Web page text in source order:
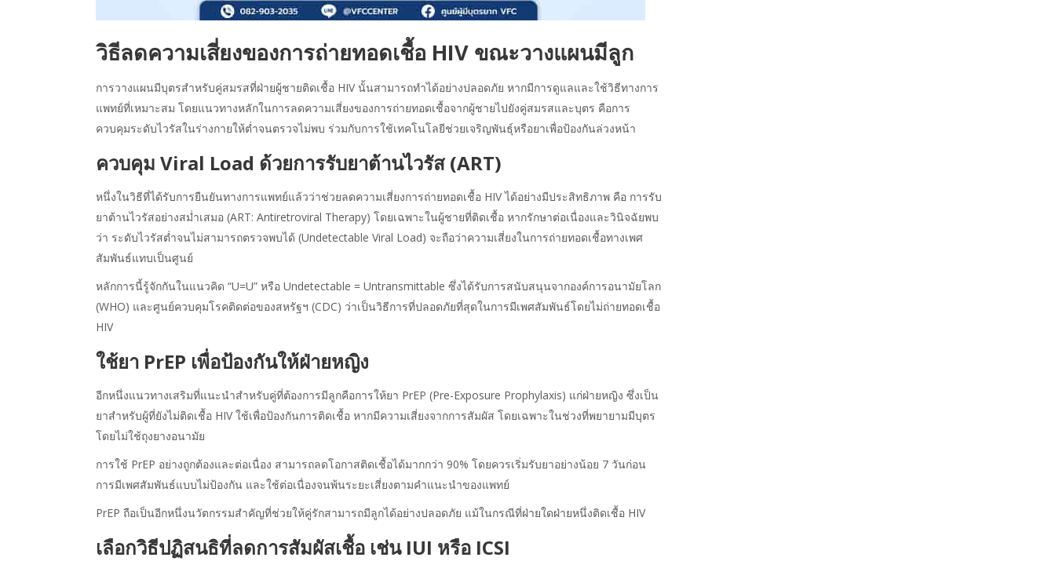
วิธีลดความเสี่ยงของการถ่ายทอดเชื้อ HIV ขณะวางแผนมีลูก
การวางแผนมีบุตรสำหรับคู่สมรสที่ฝ่ายผู้ชายติดเชื้อ HIVนั้นสามารถทำได้อย่างปลอดภัย หากมีการดูแลและใช้วิธีทางการ
แพทย์ที่เหมาะสม โดยแนวทางหลักในการลดความเสี่ยงของการถ่ายทอดเชื้อจากผู้ชายไปยังคู่สมรสและบุตร คือการ
ควบคุมระดับไวรัสในร่างกายให้ต่ำจนตรวจไม่พบ ร่วมกับการใช้เทคโนโลยีช่วยเจริญพันธุ์หรือยาเพื่อป้องกันล่วงหน้า
ควบคุม Viral Load ด้วยการรับยาต้านไวรัส (ART)
หนึ่งในวิธีที่ได้รับการยืนยันทางการแพทย์แล้วว่าช่วยลดความเสี่ยงการถ่ายทอดเชื้อ HIV ได้อย่างมีประสิทธิภาพ คือ การรับ
ยาต้านไวรัสอย่างสม่ำเสมอ (ART: Antiretroviral Therapy) โดยเฉพาะในผู้ชายที่ติดเชื้อ หากรักษาต่อเนื่องและวินิจฉัยพบ
ว่า ระดับไวรัสต่ำจนไม่สามารถตรวจพบได้ (Undetectable Viral Load) จะถือว่าความเสี่ยงในการถ่ายทอดเชื้อทางเพศ
สัมพันธ์แทบเป็นศูนย์
หลักการนี้รู้จักกันในแนวคิด “U=U” หรือ Undetectable = Untransmittable ซึ่งได้รับการสนับสนุนจากองค์การอนามัยโลก
(WHO) และศูนย์ควบคุมโรคติดต่อของสหรัฐฯ (CDC) ว่าเป็นวิธีการที่ปลอดภัยที่สุดในการมีเพศสัมพันธ์โดยไม่ถ่ายทอดเชื้อ
HIV
ใช้ยา PrEP เพื่อป้องกันให้ฝ่ายหญิง
อีกหนึ่งแนวทางเสริมที่แนะนำสำหรับคู่ที่ต้องการมีลูกคือการให้ยา PrEP (Pre-Exposure Prophylaxis) แก่ฝ่ายหญิง ซึ่งเป็น
ยาสำหรับผู้ที่ยังไม่ติดเชื้อ HIV ใช้เพื่อป้องกันการติดเชื้อ หากมีความเสี่ยงจากการสัมผัส โดยเฉพาะในช่วงที่พยายามมีบุตร
โดยไม่ใช้ถุงยางอนามัย
การใช้ PrEP อย่างถูกต้องและต่อเนื่อง สามารถลดโอกาสติดเชื้อได้มากกว่า 90% โดยควรเริ่มรับยาอย่างน้อย 7 วันก่อน
การมีเพศสัมพันธ์แบบไม่ป้องกัน และใช้ต่อเนื่องจนพ้นระยะเสี่ยงตามคำแนะนำของแพทย์
PrEP ถือเป็นอีกหนึ่งนวัตกรรมสำคัญที่ช่วยให้คู่รักสามารถมีลูกได้อย่างปลอดภัย แม้ในกรณีที่ฝ่ายใดฝ่ายหนึ่งติดเชื้อ HIV
เลือกวิธีปฏิสนธิที่ลดการสัมผัสเชื้อ เช่น IUI หรือ ICSI